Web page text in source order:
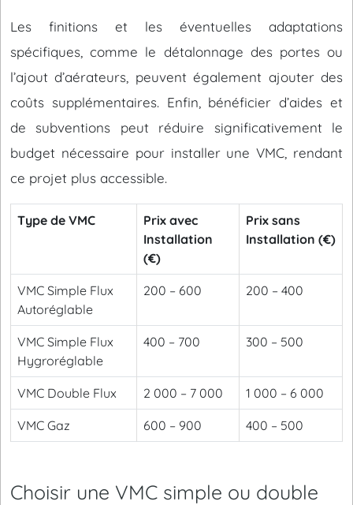
Les finitions et les éventuelles adaptations
spécifiques, comme le détalonnage des portes ou
l’ajout d’aérateurs, peuvent également ajouter des
coûts supplémentaires. Enfin, bénéficier d’aides et
de subventions peut réduire significativement le
budget nécessaire pour installer une VMC, rendant
ce projet plus accessible.
Type de VMC
Prix avec
Installation
(€)
Prix sans
Installation (€)
VMC Simple Flux
Autoréglable
200 – 600 200 – 400
VMC Simple Flux
Hygroréglable
400 – 700 300 – 500
VMC Double Flux 2 000 – 7 000 1 000 – 6 000
VMC Gaz 600 – 900 400 – 500
Choisir une VMC simple ou double